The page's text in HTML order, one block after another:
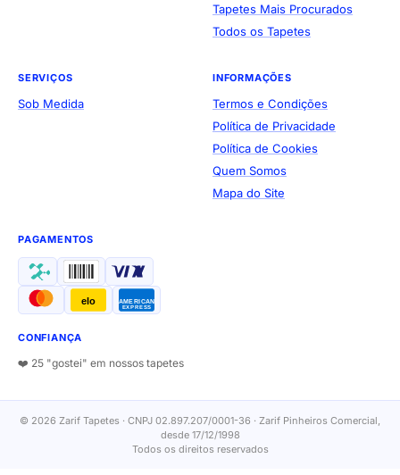
Tapetes Mais Procurados
Todos os Tapetes
SERVIÇOS
Sob Medida
INFORMAÇÕES
Termos e Condições
Política de Privacidade
Política de Cookies
Quem Somos
Mapa do Site
PAGAMENTOS
elo AMERICAN
EXPRESS
CONFIANÇA
❤️ 25 "gostei" em nossos tapetes
© 2026 Zarif Tapetes · CNPJ 02.897.207/0001-36 · Zarif Pinheiros Comercial,
desde 17/12/1998
Todos os direitos reservados